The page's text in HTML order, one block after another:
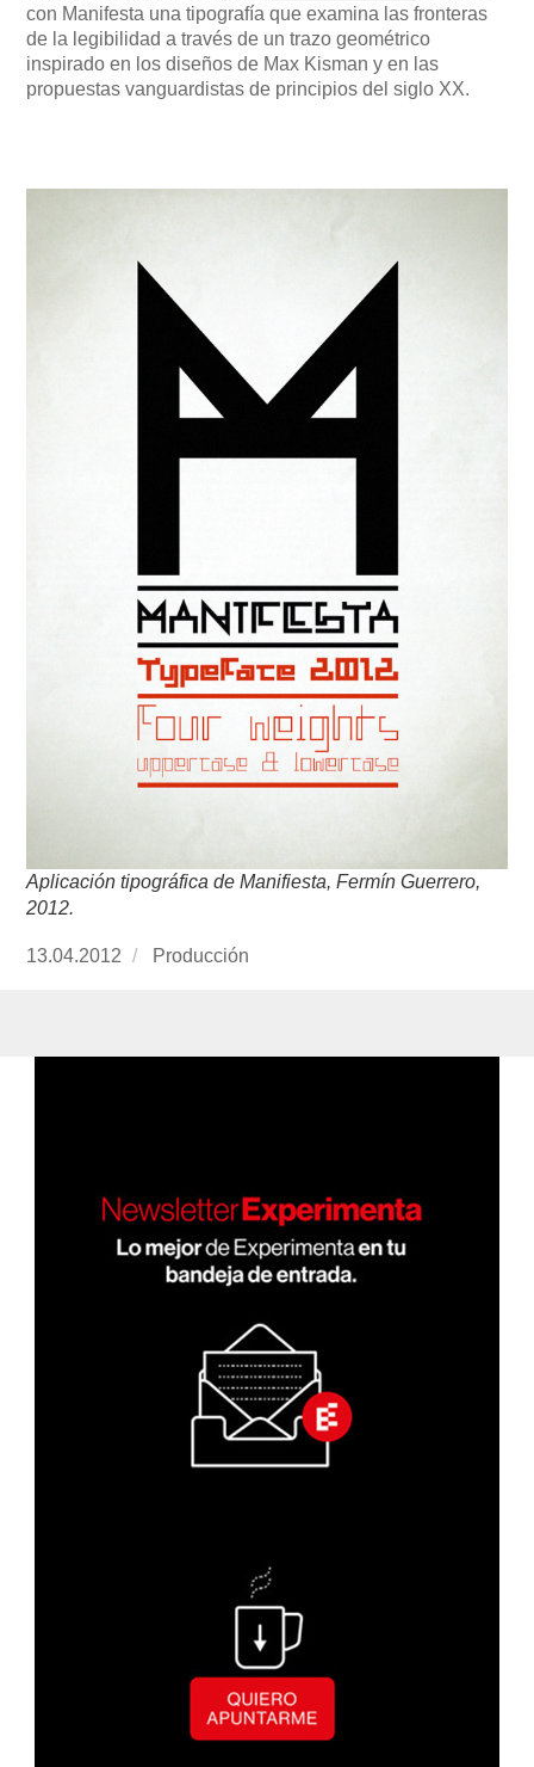
con Manifesta una tipografía que examina las fronteras
de la legibilidad a través de un trazo geométrico
inspirado en los diseños de Max Kisman y en las
propuestas vanguardistas de principios del siglo XX.
Aplicación tipográfica de Manifiesta, Fermín Guerrero,
2012.
Publicado
13.04.2012 https://www.experimenta.es/author/
Producción